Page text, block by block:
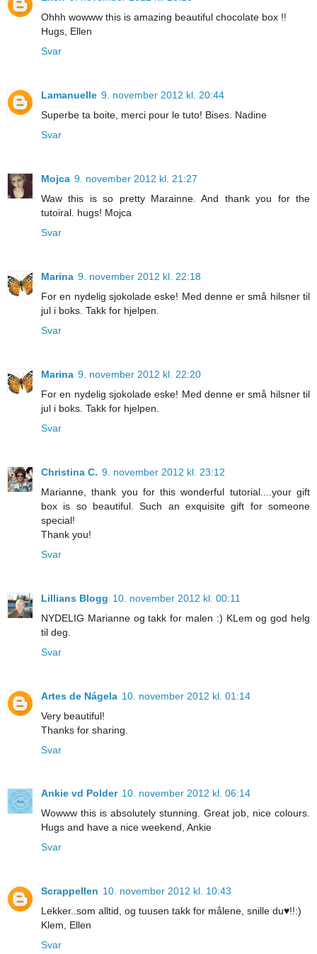
Ohhh wowww this is amazing beautiful chocolate box !!
Hugs, Ellen
Svar
Lamanuelle 9. november 2012 kl. 20:44
Superbe ta boite, merci pour le tuto! Bises. Nadine
Svar
Mojca 9. november 2012 kl. 21:27
Waw this is so pretty Marainne. And thank you for the
tutoiral. hugs! Mojca
Svar
Marina 9. november 2012 kl. 22:18
For en nydelig sjokolade eske! Med denne er små hilsner til
jul i boks. Takk for hjelpen.
Svar
Marina 9. november 2012 kl. 22:20
For en nydelig sjokolade eske! Med denne er små hilsner til
jul i boks. Takk for hjelpen.
Svar
Christina C. 9. november 2012 kl. 23:12
Marianne, thank you for this wonderful tutorial....your gift
box is so beautiful. Such an exquisite gift for someone
special!
Thank you!
Svar
Lillians Blogg 10. november 2012 kl. 00:11
NYDELIG Marianne og takk for malen :) KLem og god helg
til deg.
Svar
Artes de Nágela 10. november 2012 kl. 01:14
Very beautiful!
Thanks for sharing.
Svar
Ankie vd Polder 10. november 2012 kl. 06:14
Wowww this is absolutely stunning. Great job, nice colours.
Hugs and have a nice weekend, Ankie
Svar
Scrappellen 10. november 2012 kl. 10:43
Lekker..som alltid, og tuusen takk for målene, snille du♥!!:)
Klem, Ellen
Svar